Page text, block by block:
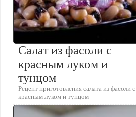
Салат из фасоли с
красным луком и
тунцом
Рецепт приготовления салата из фасоли с
красным луком и тунцом